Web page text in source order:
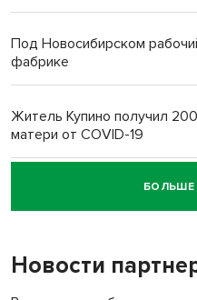
Под Новосибирском
фабрике
Житель Купино получил
матери от COVID-19
Новосибирский суд
пенсионерки на вокзале
«Мы живём на пастбище!»: в
терроризируют жителей
БОЛЬШЕ
Новости